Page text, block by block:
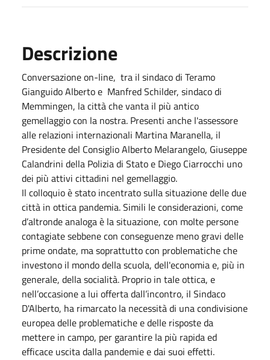
Descrizione
Conversazione on-line, tra il sindaco di Teramo
Gianguido Alberto e Manfred Schilder, sindaco di
Memmingen, la città che vanta il più antico
gemellaggio con la nostra. Presenti anche l'assessore
alle relazioni internazionali Martina Maranella, il
Presidente del Consiglio Alberto Melarangelo, Giuseppe
Calandrini della Polizia di Stato e Diego Ciarrocchi uno
dei più attivi cittadini nel gemellaggio.
Il colloquio è stato incentrato sulla situazione delle due
città in ottica pandemia. Simili le considerazioni, come
d’altronde analoga è la situazione, con molte persone
contagiate sebbene con conseguenze meno gravi delle
prime ondate, ma soprattutto con problematiche che
investono il mondo della scuola, dell'economia e, più in
generale, della socialità. Proprio in tale ottica, e
nell’occasione a lui offerta dall’incontro, il Sindaco
D'Alberto, ha rimarcato la necessità di una condivisione
europea delle problematiche e delle risposte da
mettere in campo, per garantire la più rapida ed
efficace uscita dalla pandemie e dai suoi effetti.